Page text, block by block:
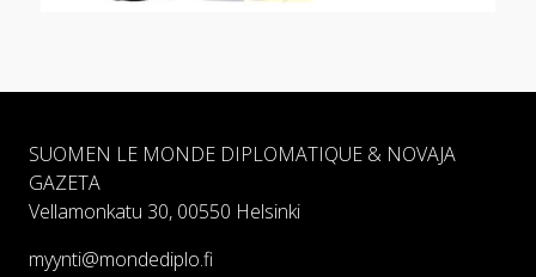
SUOMEN LE MONDE DIPLOMATIQUE & NOVAJA
GAZETA
Vellamonkatu 30, 00550 Helsinki
myynti@mondediplo.fi